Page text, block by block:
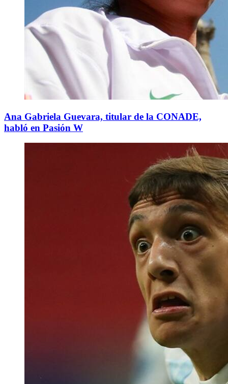
Ana Gabriela Guevara, titular de la CONADE,
habló en Pasión W